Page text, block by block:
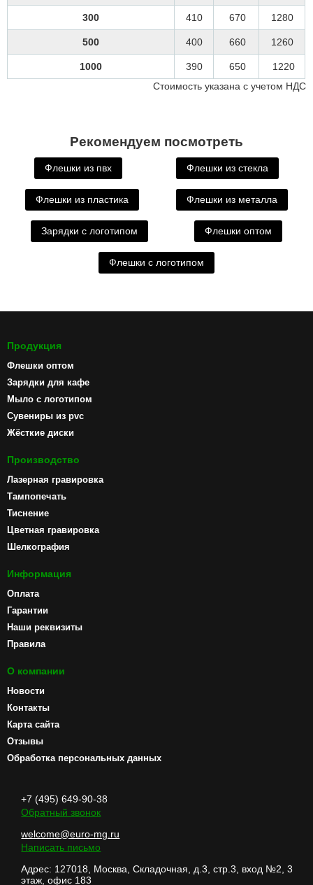
300 410 670 1280
500 400 660 1260
1000 390 650
1220
Стоимость указана с учетом НДС
Рекомендуем посмотреть
Флешки из пвх Флешки из стекла
Флешки из пластика Флешки из металла
Зарядки с логотипом Флешки оптом
Флешки с логотипом
Продукция
Флешки оптом
Зарядки для кафе
Мыло с логотипом
Сувениры из pvc
Жёсткие диски
Производство
Лазерная гравировка
Тампопечать
Тиснение
Цветная гравировка
Шелкография
Информация
Оплата
Гарантии
Наши реквизиты
Правила
О компании
Новости
Контакты
Карта сайта
Отзывы
Обработка персональных данных
+7 (495) 649-90-38
Обратный звонок
welcome@euro-mg.ru
Написать письмо
Адрес: 127018, Москва, Складочная, д.3, стр.3, вход №2, 3
этаж, офис 183